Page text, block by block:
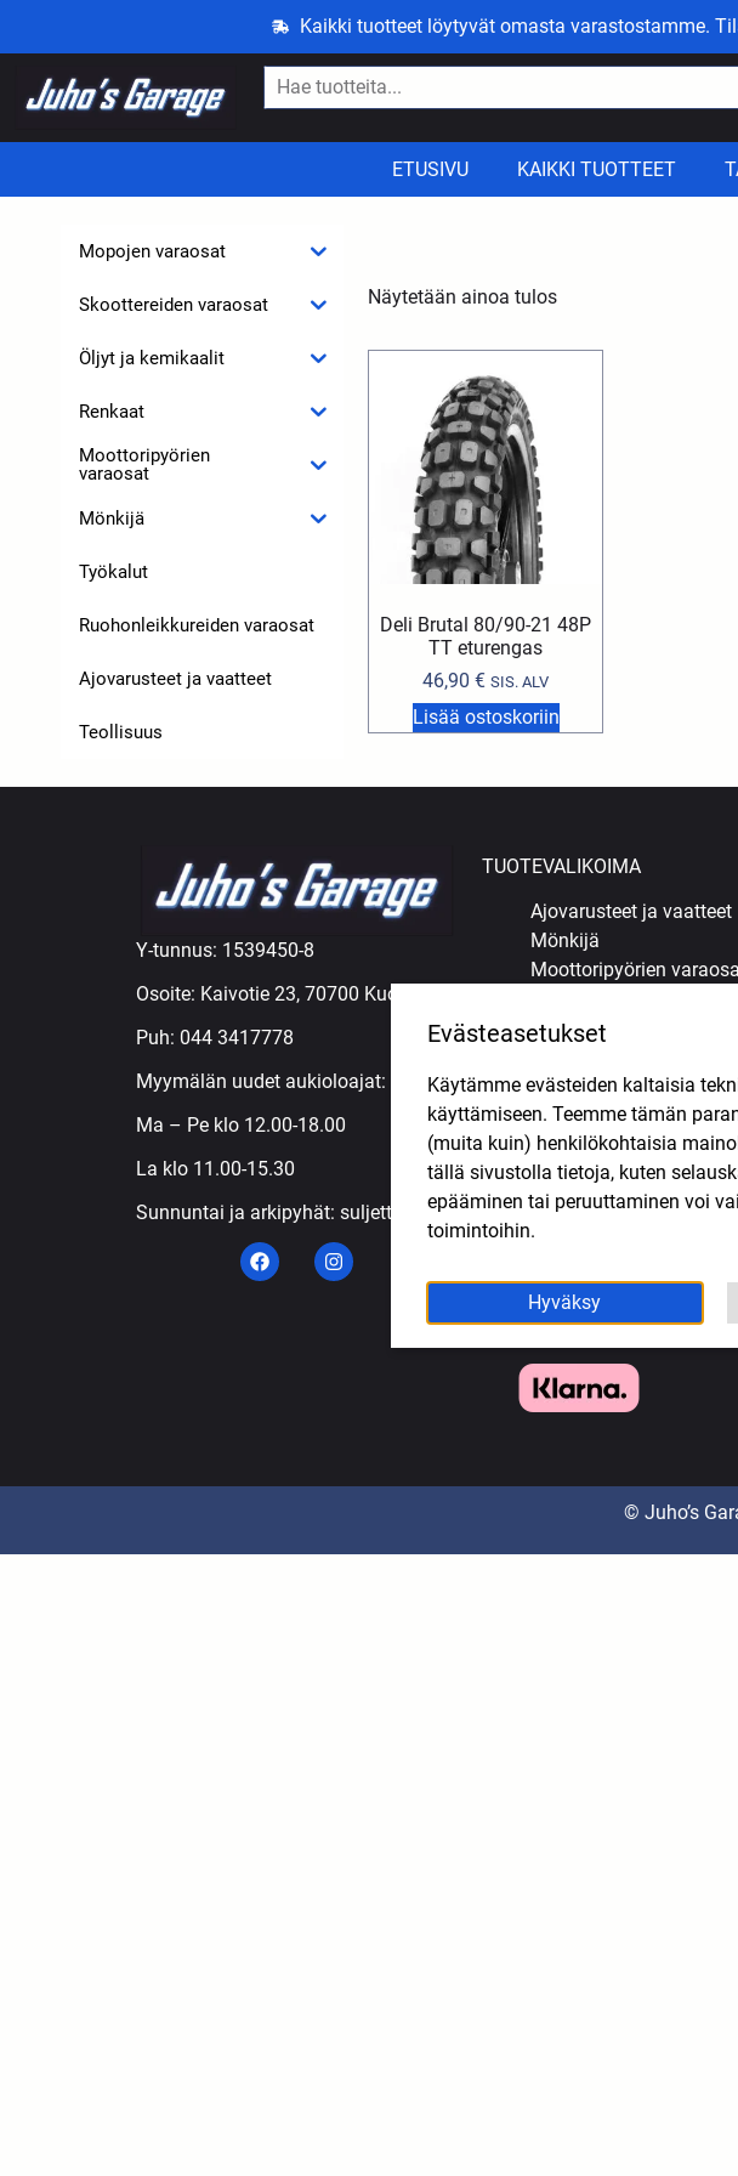
Kaikki tuotteet löytyvät omasta varastostamme.
ETUSIVU KAIKKI TUOTTEET
Mopojen varaosat
Skoottereiden varaosat
Öljyt ja kemikaalit
Renkaat
Moottoripyörien
varaosat
Mönkijä
Työkalut
Ruohonleikkureiden varaosat
Ajovarusteet ja vaatteet
Teollisuus
Näytetään ainoa tulos
Deli Brutal 80/90-21 48P
TT eturengas
46,90€ SIS. ALV
Lisää ostoskoriin
Y-tunnus: 1539450-8
Osoite: Kaivotie 23, 70700 Kuopio
Puh: 044 3417778
Myymälän uudet aukioloajat:
Ma – Pe klo 12.00-18.00
La klo 11.00-15.30
Sunnuntai ja arkipyhät: suljettu
TUOTEVALIKOIMA
Ajovarusteet ja vaatteet
Mönkijä
Moottoripyörien
Öljyt ja kemikaalit
Ruohonleikkureiden
Skoottereiden varaosat
Teollisuus
Työkalut
© Juho’s
Evästeasetukset
Käytämme evästeiden kaltaisia
käyttämiseen. Teemme tämän
(muita kuin) henkilökohtaisia
tällä sivustolla tietoja, kuten
epääminen tai peruuttaminen voi
toimintoihin.
Hyväksy